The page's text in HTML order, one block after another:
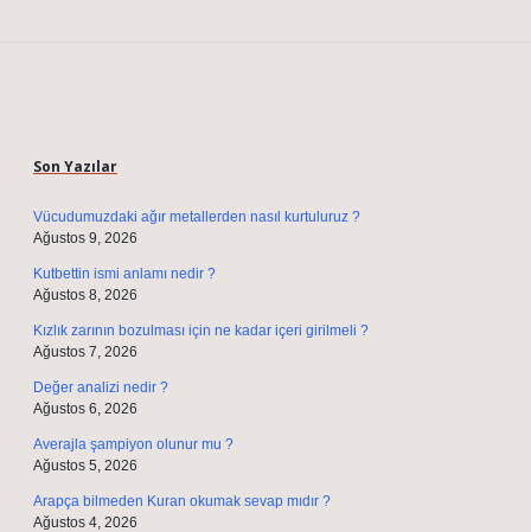
Son Yazılar
Vücudumuzdaki ağır metallerden nasıl kurtuluruz ?
Ağustos 9, 2026
Kutbettin ismi anlamı nedir ?
Ağustos 8, 2026
Kızlık zarının bozulması için ne kadar içeri girilmeli ?
Ağustos 7, 2026
Değer analizi nedir ?
Ağustos 6, 2026
Averajla şampiyon olunur mu ?
Ağustos 5, 2026
Arapça bilmeden Kuran okumak sevap mıdır ?
Ağustos 4, 2026